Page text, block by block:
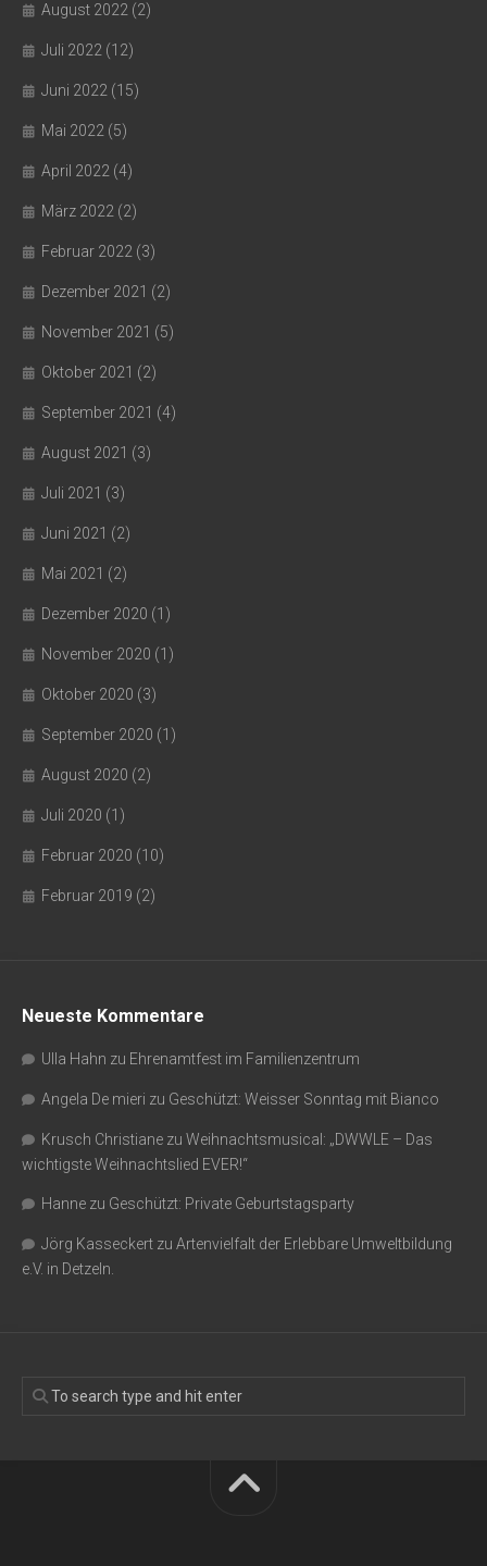
August 2022 (2)
Juli 2022 (12)
Juni 2022 (15)
Mai 2022 (5)
April 2022 (4)
März 2022 (2)
Februar 2022 (3)
Dezember 2021 (2)
November 2021 (5)
Oktober 2021 (2)
September 2021 (4)
August 2021 (3)
Juli 2021 (3)
Juni 2021 (2)
Mai 2021 (2)
Dezember 2020 (1)
November 2020 (1)
Oktober 2020 (3)
September 2020 (1)
August 2020 (2)
Juli 2020 (1)
Februar 2020 (10)
Februar 2019 (2)
Neueste Kommentare
Ulla Hahn zu Ehrenamtfest im Familienzentrum
Angela De mieri zu Geschützt: Weisser Sonntag mit Bianco
Krusch Christiane zu Weihnachtsmusical: „DWWLE – Das
wichtigste Weihnachtslied EVER!“
Hanne zu Geschützt: Private Geburtstagsparty
Jörg Kasseckert zu Artenvielfalt der Erlebbare Umweltbildung
e.V. in Detzeln.